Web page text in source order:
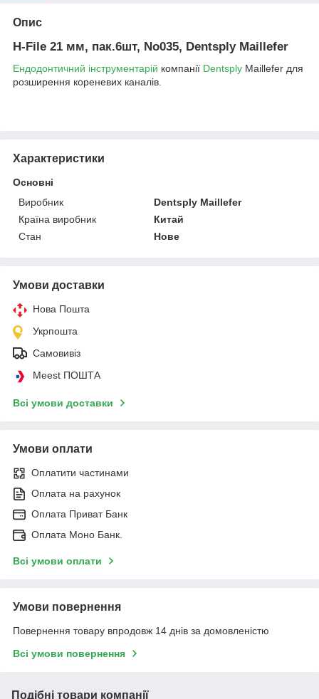
Опис
H-File 21 мм, пак.6шт, No035, Dentsply Maillefer
Ендодонтичний інструментарій компанії Dentsply Maillefer для
розширення кореневих каналів.
Характеристики
Основні
Виробник
Dentsply Maillefer
Країна виробник
Китай
Стан
Нове
Умови доставки
Нова Пошта
Укрпошта
Самовивіз
Meest ПОШТА
Всі умови доставки
Умови оплати
Оплатити частинами
Оплата на рахунок
Оплата Приват Банк
Оплата Моно Банк.
Всі умови оплати
Умови повернення
Повернення товару впродовж 14 днів за домовленістю
Всі умови повернення
Подібні товари компанії